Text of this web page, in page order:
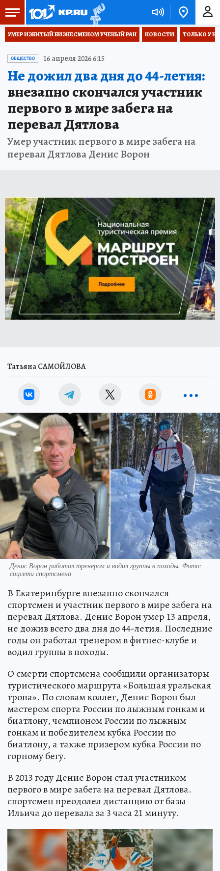
УМЕР ИЗБИТЫЙ БИЗНЕСМЕНОМ УЧЕНЫЙ РАН НОВОСТИ ТОЛЬКО У
ОБЩЕСТВО 16 апреля 2026 6:15
Не дожил два дня до 44-летия:
внезапно скончался участник
первого в мире забега на
перевал Дятлова
Умер участник первого в мире забега на
перевал Дятлова Денис Ворон
Татьяна САМОЙЛОВА
Денис Ворон работал тренером и водил группы в походы. Фото:
соцсети спортсмена
В Екатеринбурге внезапно скончался
спортсмен и участник первого в мире забега на
перевал Дятлова. Денис Ворон умер 13 апреля,
не дожив всего два дня до 44-летия. Последние
годы он работал тренером в фитнес-клубе и
водил группы в походы.
О смерти спортсмена сообщили организаторы
туристического маршрута «Большая уральская
тропа». По словам коллег, Денис Ворон был
мастером спорта России по лыжным гонкам и
биатлону, чемпионом России по лыжным
гонкам и победителем кубка России по
биатлону, а также призером кубка России по
горному бегу.
В 2013 году Денис Ворон стал участником
первого в мире забега на перевал Дятлова.
спортсмен преодолел дистанцию от базы
Ильича до перевала за 3 часа 21 минуту.